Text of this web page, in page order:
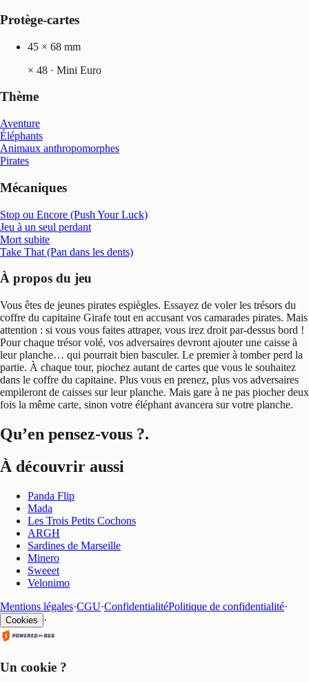
Protège-cartes
45 × 68 mm
× 48 · Mini Euro
Thème
Aventure
Éléphants
Animaux anthropomorphes
Pirates
Mécaniques
Stop ou Encore (Push Your Luck)
Jeu à un seul perdant
Mort subite
Take That (Pan dans les dents)
À propos du jeu
Vous êtes de jeunes pirates espiègles. Essayez de voler les trésors du
coffre du capitaine Girafe tout en accusant vos camarades pirates. Mais
attention : si vous vous faites attraper, vous irez droit par-dessus bord !
Pour chaque trésor volé, vos adversaires devront ajouter une caisse à
leur planche… qui pourrait bien basculer. Le premier à tomber perd la
partie. À chaque tour, piochez autant de cartes que vous le souhaitez
dans le coffre du capitaine. Plus vous en prenez, plus vos adversaires
empileront de caisses sur leur planche. Mais gare à ne pas piocher deux
fois la même carte, sinon votre éléphant avancera sur votre planche.
Qu’en pensez-vous ?.
À découvrir aussi
Panda Flip
Mada
Les Trois Petits Cochons
ARGH
Sardines de Marseille
Minero
Sweeet
Velonimo
Mentions légales·CGU·ConfidentialitéPolitique de confidentialité·
Cookies ·
Un cookie ?